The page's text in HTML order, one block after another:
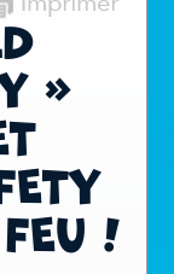
»
!